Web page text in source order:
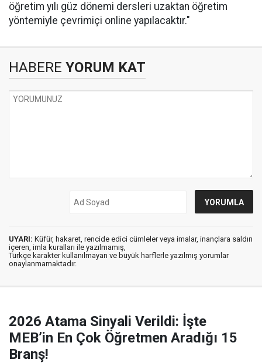
öğretim yılı güz dönemi dersleri uzaktan öğretim
yöntemiyle çevrimiçi online yapılacaktır."
HABERE YORUM KAT
UYARI: Küfür, hakaret, rencide edici cümleler veya imalar, inançlara saldırı
içeren, imla kuralları ile yazılmamış,
Türkçe karakter kullanılmayan ve büyük harflerle yazılmış yorumlar
onaylanmamaktadır.
2026 Atama Sinyali Verildi: İşte
MEB’in En Çok Öğretmen Aradığı 15
Branş!